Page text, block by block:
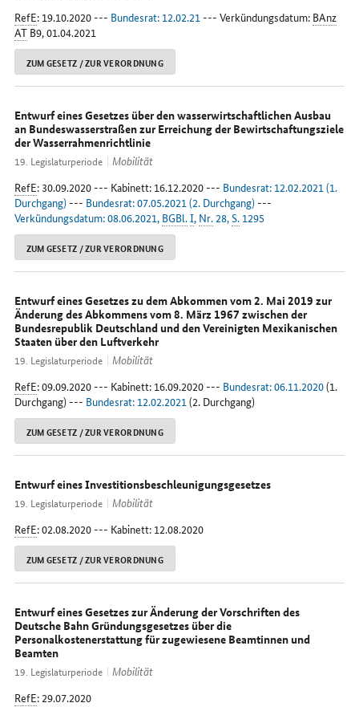
RefE: 19.10.2020 --- Bundesrat: 12.02.21--- Verkündungsdatum: BAnz
ATB9, 01.04.2021
ZUM GESETZ / ZUR VERORDNUNG
Entwurf eines Gesetzes über den wasserwirtschaftlichen Ausbau
an Bundeswasserstraßen zur Erreichung der Bewirtschaftungsziele
der Wasserrahmenrichtlinie
19. Legislaturperiode
Mobilität
RefE: 30.09.2020 --- Kabinett: 16.12.2020 --- Bundesrat: 12.02.2021 (1.
Durchgang) --- Bundesrat: 07.05.2021 (2. Durchgang) ---
Verkündungsdatum: 08.06.2021, BGBl.I, Nr.28,S.1295
ZUM GESETZ / ZUR VERORDNUNG
Entwurf eines Gesetzes zu dem Abkommen vom 2. Mai 2019 zur
Änderung des Abkommens vom 8. März 1967 zwischen der
Bundesrepublik Deutschland und den Vereinigten Mexikanischen
Staaten über den Luftverkehr
19. Legislaturperiode
Mobilität
RefE: 09.09.2020 --- Kabinett: 16.09.2020 --- Bundesrat: 06.11.2020(1.
Durchgang) --- Bundesrat: 12.02.2021(2. Durchgang)
ZUM GESETZ / ZUR VERORDNUNG
Entwurf eines Investitionsbeschleunigungsgesetzes
19. Legislaturperiode
Mobilität
RefE: 02.08.2020 --- Kabinett: 12.08.2020
ZUM GESETZ / ZUR VERORDNUNG
Entwurf eines Gesetzes zur Änderung der Vorschriften des
Deutsche Bahn Gründungsgesetzes über die
Personalkostenerstattung für zugewiesene Beamtinnen und
Beamten
19. Legislaturperiode
Mobilität
RefE: 29.07.2020